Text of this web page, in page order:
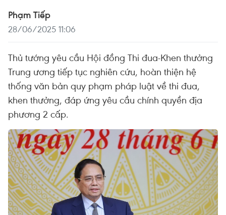
Phạm Tiếp
28/06/2025 11:06
Thủ tướng yêu cầu Hội đồng Thi đua-Khen thưởng
Trung ương tiếp tục nghiên cứu, hoàn thiện hệ
thống văn bản quy phạm pháp luật về thi đua,
khen thưởng, đáp ứng yêu cầu chính quyền địa
phương 2 cấp.